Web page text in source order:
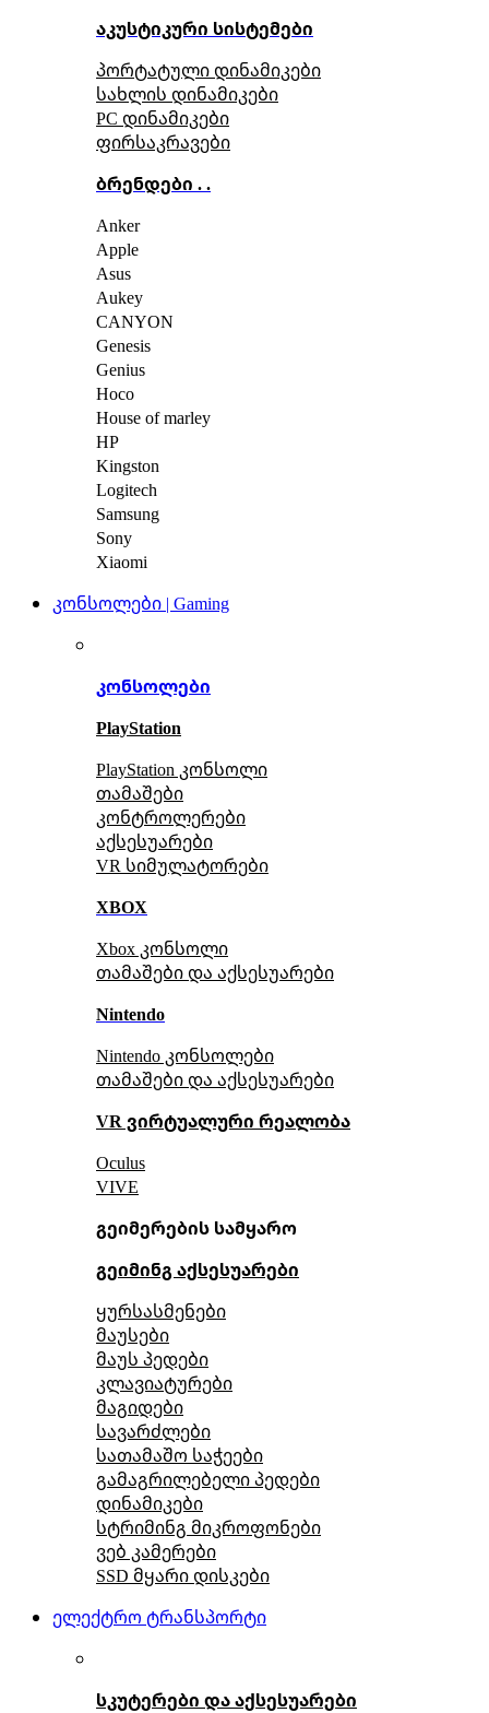
აკუსტიკური სისტემები
პორტატული დინამიკები
სახლის დინამიკები
PC დინამიკები
ფირსაკრავები
ბრენდები . .
Anker
Apple
Asus
Aukey
CANYON
Genesis
Genius
Hoco
House of marley
HP
Kingston
Logitech
Samsung
Sony
Xiaomi
კონსოლები | Gaming
კონსოლები
PlayStation
PlayStation კონსოლი
თამაშები
კონტროლერები
აქსესუარები
VR სიმულატორები
XBOX
Xbox კონსოლი
თამაშები და აქსესუარები
Nintendo
Nintendo კონსოლები
თამაშები და აქსესუარები
VR ვირტუალური რეალობა
Oculus
VIVE
გეიმერების სამყარო
გეიმინგ აქსესუარები
ყურსასმენები
მაუსები
მაუს პედები
კლავიატურები
მაგიდები
სავარძლები
სათამაშო საჭეები
გამაგრილებელი პედები
დინამიკები
სტრიმინგ მიკროფონები
ვებ კამერები
SSD მყარი დისკები
ელექტრო ტრანსპორტი
სკუტერები და აქსესუარები